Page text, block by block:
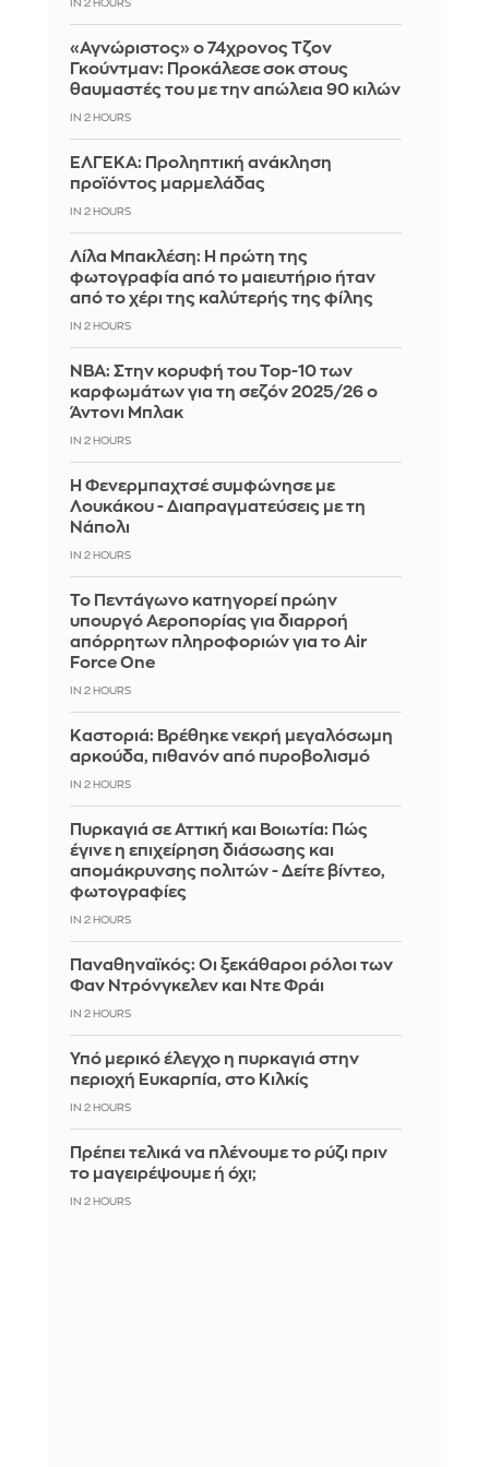
IN 2 HOURS
«Αγνώριστος» ο 74χρονος Τζον
Γκούντμαν: Προκάλεσε σοκ στους
θαυμαστές του με την απώλεια 90 κιλών
IN 2 HOURS
ΕΛΓΕΚΑ: Προληπτική ανάκληση
προϊόντος μαρμελάδας
IN 2 HOURS
Λίλα Μπακλέση: Η πρώτη της
φωτογραφία από το μαιευτήριο ήταν
από το χέρι της καλύτερής της φίλης
IN 2 HOURS
ΝΒΑ: Στην κορυφή του Top-10 των
καρφωμάτων για τη σεζόν 2025/26 ο
Άντονι Μπλακ
IN 2 HOURS
Η Φενερμπαχτσέ συμφώνησε με
Λουκάκου - Διαπραγματεύσεις με τη
Νάπολι
IN 2 HOURS
Το Πεντάγωνο κατηγορεί πρώην
υπουργό Αεροπορίας για διαρροή
απόρρητων πληροφοριών για το Air
Force One
IN 2 HOURS
Καστοριά: Βρέθηκε νεκρή μεγαλόσωμη
αρκούδα, πιθανόν από πυροβολισμό
IN 2 HOURS
Πυρκαγιά σε Αττική και Βοιωτία: Πώς
έγινε η επιχείρηση διάσωσης και
απομάκρυνσης πολιτών - Δείτε βίντεο,
φωτογραφίες
IN 2 HOURS
Παναθηναϊκός: Οι ξεκάθαροι ρόλοι των
Φαν Ντρόνγκελεν και Ντε Φράι
IN 2 HOURS
Υπό μερικό έλεγχο η πυρκαγιά στην
περιοχή Ευκαρπία, στο Κιλκίς
IN 2 HOURS
Πρέπει τελικά να πλένουμε το ρύζι πριν
το μαγειρέψουμε ή όχι;
IN 2 HOURS